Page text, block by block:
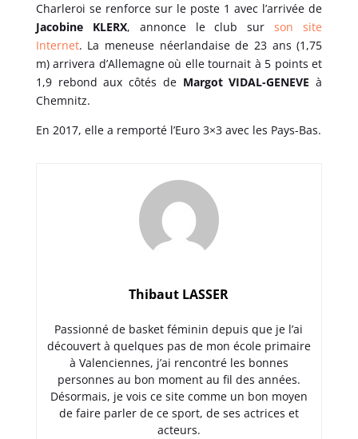
Charleroi se renforce sur le poste 1 avec l’arrivée de
Jacobine KLERX, annonce le club surson site
Internet. La meneuse néerlandaise de 23 ans (1,75
m) arrivera d’Allemagne où elle tournait à 5 points et
1,9 rebond aux côtés de Margot VIDAL-GENEVE à
Chemnitz.
En 2017, elle a remporté l’Euro 3×3 avec les Pays-Bas.
Thibaut LASSER
Passionné de basket féminin depuis que je l’ai
découvert à quelques pas de mon école primaire
à Valenciennes, j’ai rencontré les bonnes
personnes au bon moment au fil des années.
Désormais, je vois ce site comme un bon moyen
de faire parler de ce sport, de ses actrices et
acteurs.